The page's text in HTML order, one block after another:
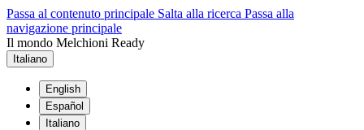
Passa al contenuto principale Salta alla ricerca Passa alla
navigazione principale
Il mondo Melchioni Ready
Italiano
English
Español
Italiano